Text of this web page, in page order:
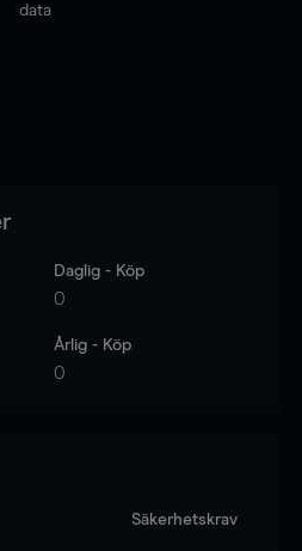
data
Daglig - Köp
0
Årlig - Köp
0
Säkerhetskrav